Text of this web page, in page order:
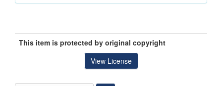
This item is protected by original copyright
View License